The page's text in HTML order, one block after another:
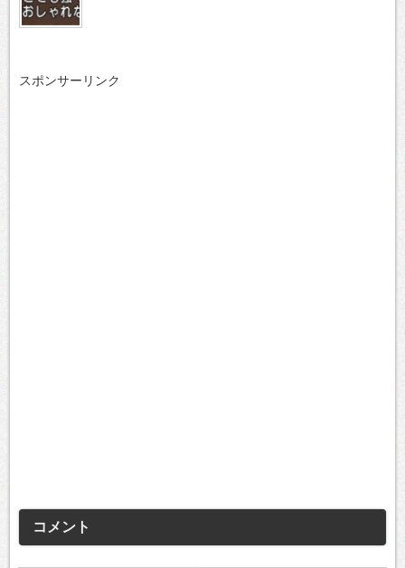
スポンサーリンク
コメント